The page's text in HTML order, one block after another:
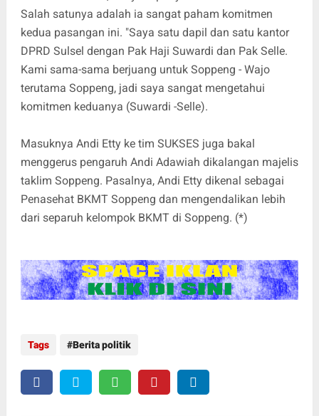
Salah satunya adalah ia sangat paham komitmen
kedua pasangan ini. "Saya satu dapil dan satu kantor
DPRD Sulsel dengan Pak Haji Suwardi dan Pak Selle.
Kami sama-sama berjuang untuk Soppeng - Wajo
terutama Soppeng, jadi saya sangat mengetahui
komitmen keduanya (Suwardi -Selle).
Masuknya Andi Etty ke tim SUKSES juga bakal
menggerus pengaruh Andi Adawiah dikalangan majelis
taklim Soppeng. Pasalnya, Andi Etty dikenal sebagai
Penasehat BKMT Soppeng dan mengendalikan lebih
dari separuh kelompok BKMT di Soppeng. (*)
Tags Berita politik